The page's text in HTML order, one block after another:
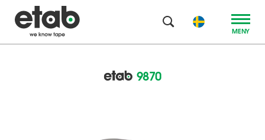
MENY
9870